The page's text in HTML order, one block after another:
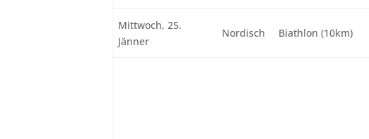
Mittwoch, 25.
Jänner
Nordisch Biathlon (10km)